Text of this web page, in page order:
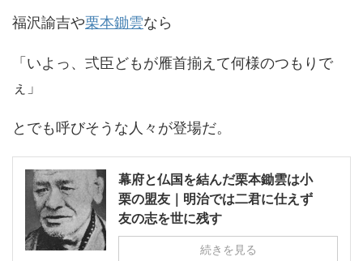
福沢諭吉や栗本鋤雲なら
「いよっ、弍臣どもが雁首揃えて何様のつもりで
ぇ」
とでも呼びそうな人々が登場だ。
幕府と仏国を結んだ栗本鋤雲は小
栗の盟友｜明治では二君に仕えず
友の志を世に残す
続きを見る